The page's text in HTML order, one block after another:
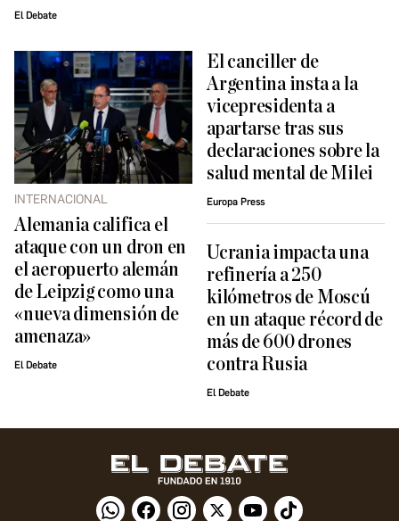
El Debate
INTERNACIONAL
Alemania califica el
ataque con un dron en
el aeropuerto alemán
de Leipzig como una
«nueva dimensión de
amenaza»
El Debate
El canciller de
Argentina insta a la
vicepresidenta a
apartarse tras sus
declaraciones sobre la
salud mental de Milei
Europa Press
Ucrania impacta una
refinería a 250
kilómetros de Moscú
en un ataque récord de
más de 600 drones
contra Rusia
El Debate